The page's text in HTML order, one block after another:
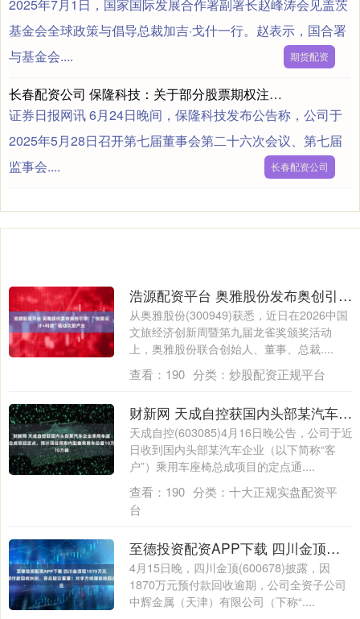
2025年7月1日，国家国际发展合作署副署长赵峰涛会见盖茨
基金会全球政策与倡导总裁加吉·戈什一行。赵表示，国合署
与基金会....
期货配资
长春配资公司 保隆科技：关于部分股票期权注销完成的公告
证券日报网讯 6月24日晚间，保隆科技发布公告称，公司于
2025年5月28日召开第七届董事会第二十六次会议、第七届
监事会....
长春配资公司
浩源配资平台 奥雅股份发布奥创引擎 “创意设计+科技”驱动文旅产业
从奥雅股份(300949)获悉，近日在2026中国
文旅经济创新周暨第九届龙雀奖颁奖活动
上，奥雅股份联合创始人、董事、总裁....
查看： 190 分类： 炒股配资正规平台
财新网 天成自控获国内头部某汽车企业乘用车座椅总成项目定点，预计项目周期内配套乘用车总量10万辆
天成自控(603085)4月16日晚公告，公司于近
日收到国内头部某汽车企业（以下简称“客
户”）乘用车座椅总成项目的定点通....
查看： 190 分类： 十大正规实盘配资平
台
至德投资配资APP下载 四川金顶现1870万元预付款回收纠纷，背后疑云重重！对手方经理拒绝回应
4月15日晚，四川金顶(600678)披露，因
1870万元预付款回收逾期，公司全资子公司
中辉金属（天津）有限公司（下称“....